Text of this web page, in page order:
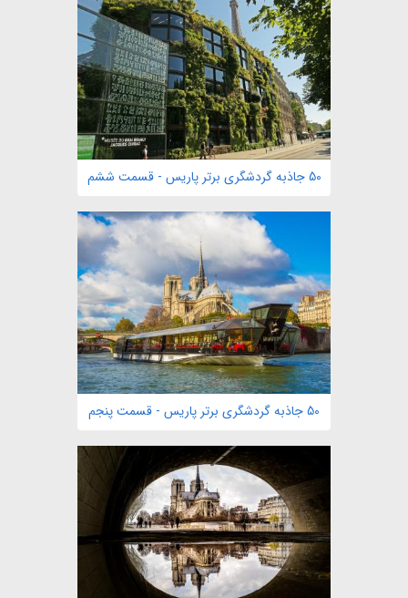
50 جاذبه گردشگری برتر پاریس - قسمت ششم
50 جاذبه گردشگری برتر پاریس - قسمت پنجم